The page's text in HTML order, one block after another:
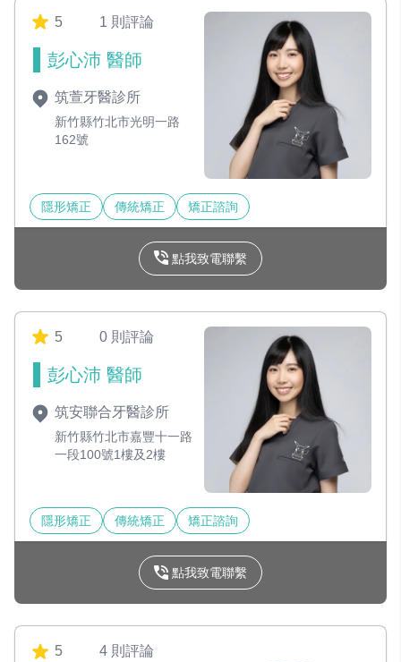
5 1 則評論
彭心沛 醫師
筑萱牙醫診所
新竹縣竹北市光明一路
162號
隱形矯正 傳統矯正 矯正諮詢
點我致電聯繫
5 0 則評論
彭心沛 醫師
筑安聯合牙醫診所
新竹縣竹北市嘉豐十一路
一段100號1樓及2樓
隱形矯正 傳統矯正 矯正諮詢
點我致電聯繫
5 4 則評論